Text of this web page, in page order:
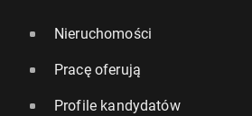
Nieruchomości
Pracę oferują
Profile kandydatów